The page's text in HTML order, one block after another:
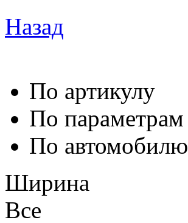
Назад
По артикулу
По параметрам
По автомобилю
Ширина
Все